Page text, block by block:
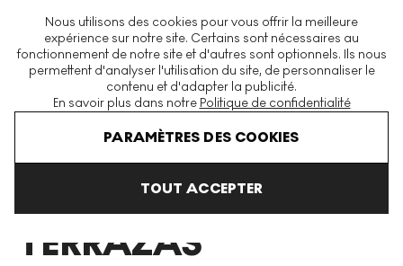
Nous utilisons des cookies pour vous offrir la meilleure
expérience sur notre site. Certains sont nécessaires au
fonctionnement de notre site et d'autres sont optionnels. Ils nous
permettent d'analyser l'utilisation du site, de personnaliser le
contenu et d'adapter la publicité.
En savoir plus dans notre Politique de confidentialité
PARAMÈTRES DES COOKIES
TOUT ACCEPTER
La plus grande plateforme mondiale d'estampes et éditions
modernes et contemporaines
Eduardo Terrazas
EDUARDO
TERRAZAS